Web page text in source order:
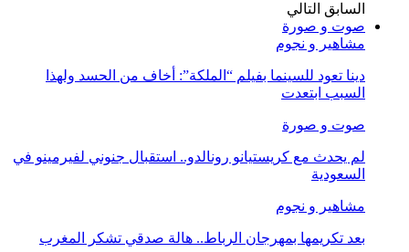
السابق التالي
صوت و صورة
مشاهير و نجوم
دينا تعود للسينما بفيلم “الملكة”: أخاف من الحسد ولهذا
السبب ابتعدت
صوت و صورة
لم يحدث مع كريستيانو رونالدو.. استقبال جنوني لفيرمينو في
السعودية
مشاهير و نجوم
بعد تكريمها بمهرجان الرباط.. هالة صدقي تشكر المغرب